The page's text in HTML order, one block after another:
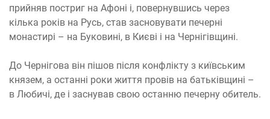
прийняв постриг на Афоні і, повернувшись через
кілька років на Русь, став засновувати печерні
монастирі – на Буковині, в Києві і на Чернігівщині.
До Чернігова він пішов після конфлікту з київським
князем, а останні роки життя провів на батьківщині –
в Любичі, де і заснував свою останню печерну обитель.